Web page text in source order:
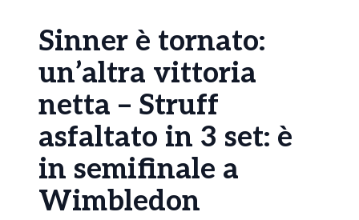
Sinner è tornato:
un’altra vittoria
netta – Struff
asfaltato in 3 set: è
in semifinale a
Wimbledon